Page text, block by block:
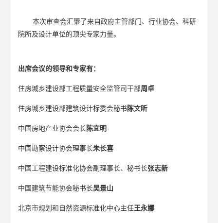
本次审查会汇聚了来自政府主管部门、行业协会、科研
院所及设计单位的顶尖专家力量。
出席会议的领导和专家有：
住房城乡建设部工程质量安全监管司干部周卓
住房城乡建设部建筑设计标委会秘书陈文昕
中国房地产业协会会长陈宜明
中国勘察设计协会理事长朱长喜
中国工程建设标准化协会副理事长、秘书长张志新
中国建筑节能协会秘书长吴景山
北京市规划和自然资源标准化中心主任王永娜